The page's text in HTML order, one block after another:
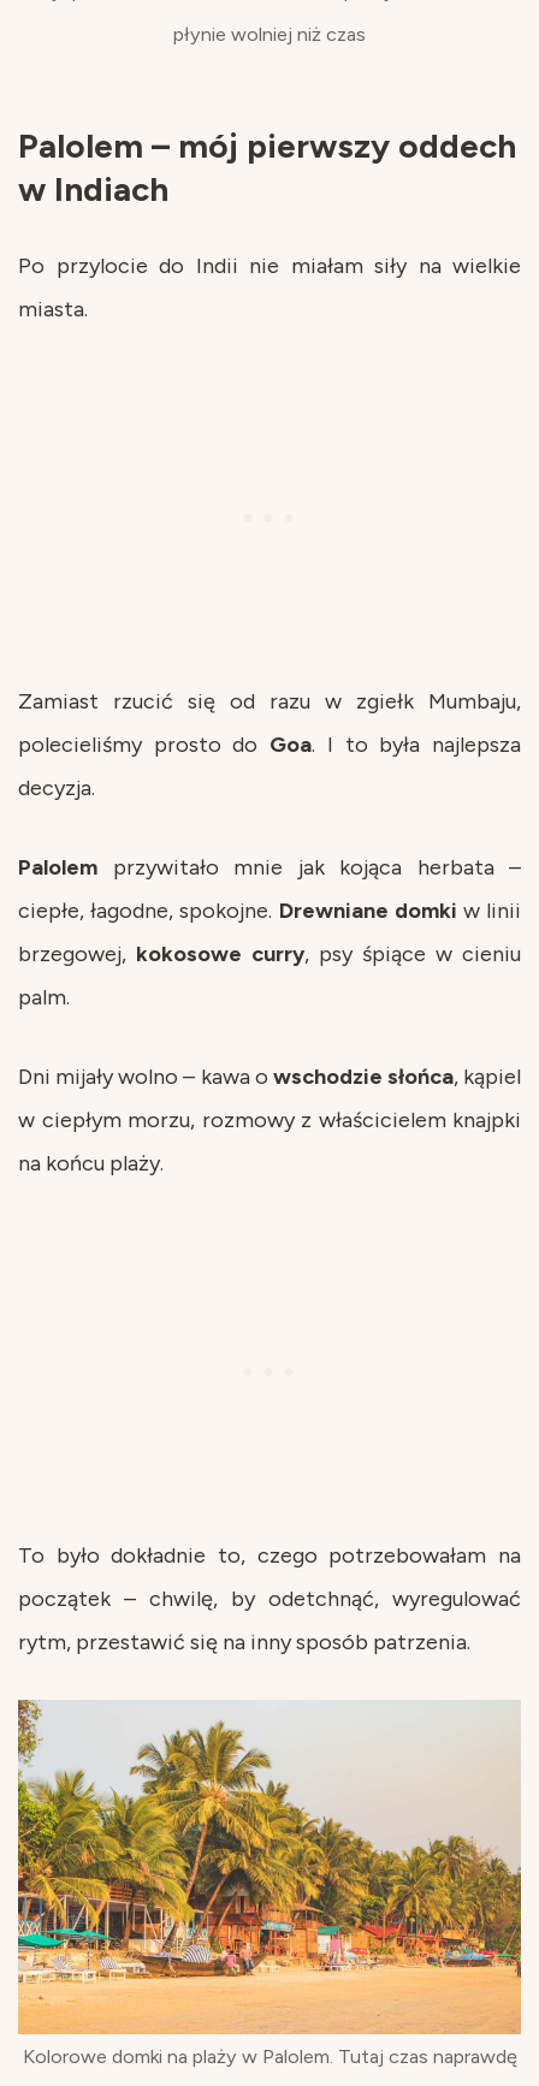
płynie wolniej niż czas
Palolem – mój pierwszy oddech
w Indiach
Po przylocie do Indii nie miałam siły na wielkie
miasta.
Zamiast rzucić się od razu w zgiełk Mumbaju,
polecieliśmy prosto do Goa. I to była najlepsza
decyzja.
Palolem przywitało mnie jak kojąca herbata –
ciepłe, łagodne, spokojne. Drewniane domki w linii
brzegowej, kokosowe curry, psy śpiące w cieniu
palm.
Dni mijały wolno – kawa o wschodzie słońca, kąpiel
w ciepłym morzu, rozmowy z właścicielem knajpki
na końcu plaży.
To było dokładnie to, czego potrzebowałam na
początek – chwilę, by odetchnąć, wyregulować
rytm, przestawić się na inny sposób patrzenia.
Kolorowe domki na plaży w Palolem. Tutaj czas naprawdę